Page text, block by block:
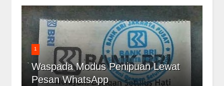
1
Waspada Modus Penipuan Lewat
Pesan WhatsApp